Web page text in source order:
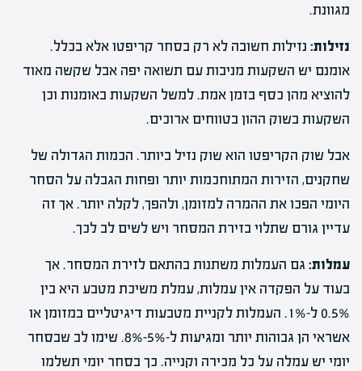
מגוונת.
נזילות: נזילות חשובה לא רק בסחר קריפטו אלא בכלל.
אומנם יש השקעות מניבות עם תשואה יפה אבל שקשה מאוד
להוציא מהן כסף בזמן אמת. למשל השקעות באומנות וכן
השקעות בשוק ההון בטווחים ארוכים.
אבל שוק הקריפטו הוא שוק נזיל ביותר. הכמות הגדולה של
שחקנים, הזירות המתוחכמות יותר ופחות הגבלה על הסחר
היומי הפכו את ההמרה למזומן, ולהפך, לקלה יותר. אך זה
עדיין גורם שתלוי בזירת המסחר ויש לשים לב לכך.
עמלות: גם העמלות משתנות בהתאם לזירת המסחר. אך
בעוד על הפקדה אין עמלות, עמלת משיכת מטבע היא בין
0.5% ל-1%. העמלות לקניית מטבעות דיגיטליים במזומן או
אשראי הן גבוהות יותר ומגיעות ל-5%-8%. שימו לב שבסחר
יומי יש עמלה על כל מכירה וקנייה. כך בסחר יומי תשלמו